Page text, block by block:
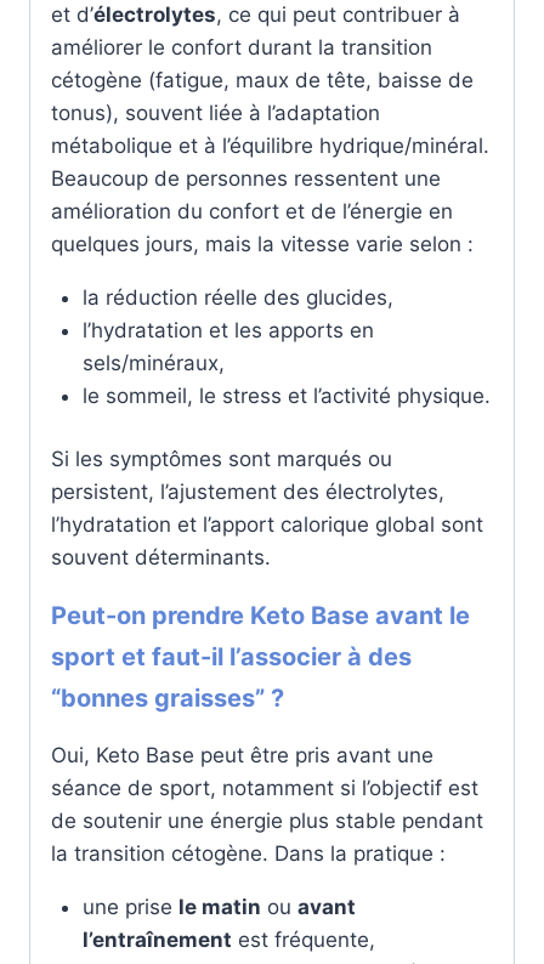
et d’électrolytes, ce qui peut contribuer à
améliorer le confort durant la transition
cétogène (fatigue, maux de tête, baisse de
tonus), souvent liée à l’adaptation
métabolique et à l’équilibre hydrique/minéral.
Beaucoup de personnes ressentent une
amélioration du confort et de l’énergie en
quelques jours, mais la vitesse varie selon :
la réduction réelle des glucides,
l’hydratation et les apports en
sels/minéraux,
le sommeil, le stress et l’activité physique.
Si les symptômes sont marqués ou
persistent, l’ajustement des électrolytes,
l’hydratation et l’apport calorique global sont
souvent déterminants.
Peut-on prendre Keto Base avant le
sport et faut-il l’associer à des
“bonnes graisses” ?
Oui, Keto Base peut être pris avant une
séance de sport, notamment si l’objectif est
de soutenir une énergie plus stable pendant
la transition cétogène. Dans la pratique :
une prise le matin ou avant
l’entraînement est fréquente,